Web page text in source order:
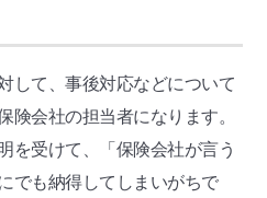
して、事後対応などについて
険会社の担当者になります。
を受けて、「保険会社が言う
でも納得してしまいがちで